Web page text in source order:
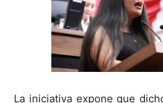
La iniciativa expone que